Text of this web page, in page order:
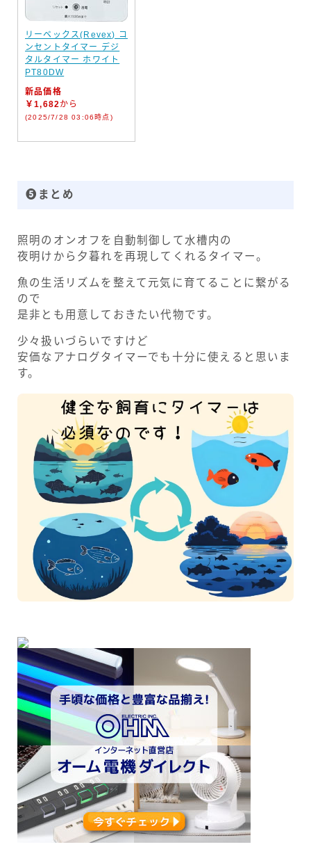
リーベックス(Revex) コ
ンセントタイマー デジ
タルタイマー ホワイト
PT80DW
新品価格
￥1,682から
(2025/7/28 03:06時点)
❺まとめ
照明のオンオフを自動制御して水槽内の
夜明けから夕暮れを再現してくれるタイマー。
魚の生活リズムを整えて元気に育てることに繋がる
ので
是非とも用意しておきたい代物です。
少々扱いづらいですけど
安価なアナログタイマーでも十分に使えると思いま
す。